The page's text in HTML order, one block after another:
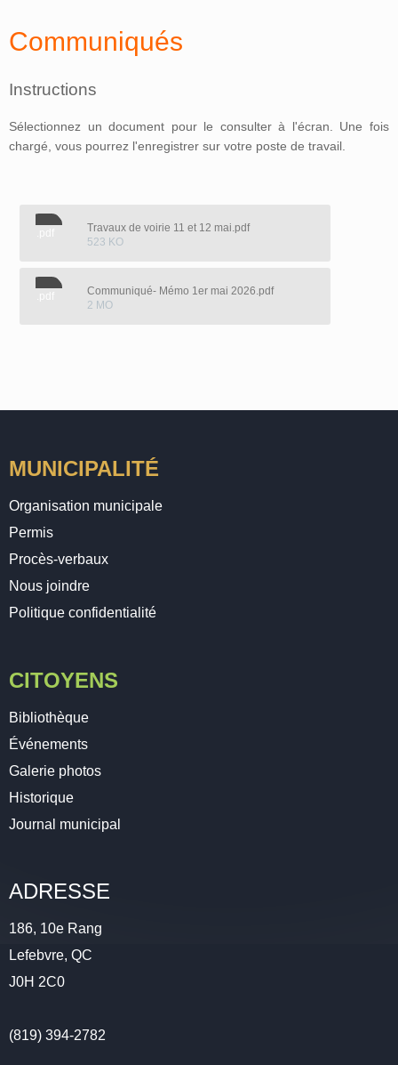
Communiqués
Instructions
Sélectionnez un document pour le consulter à l'écran. Une fois
chargé, vous pourrez l'enregistrer sur votre poste de travail.
.pdf
Travaux de voirie 11 et 12 mai.pdf
523 KO
.pdf
Communiqué- Mémo 1er mai 2026.pdf
2 MO
MUNICIPALITÉ
Organisation municipale
Permis
Procès-verbaux
Nous joindre
Politique confidentialité
CITOYENS
Bibliothèque
Événements
Galerie photos
Historique
Journal municipal
ADRESSE
186, 10e Rang
Lefebvre, QC
J0H 2C0
(819) 394-2782